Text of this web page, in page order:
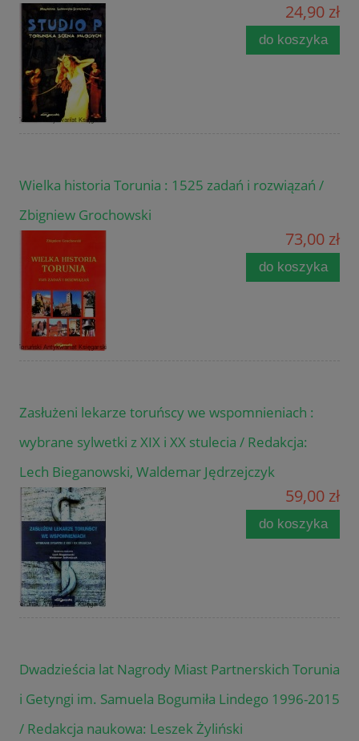
24,90 zł
do koszyka
Wielka historia Torunia : 1525 zadań i rozwiązań /
Zbigniew Grochowski
73,00 zł
do koszyka
Zasłużeni lekarze toruńscy we wspomnieniach :
wybrane sylwetki z XIX i XX stulecia / Redakcja:
Lech Bieganowski, Waldemar Jędrzejczyk
59,00 zł
do koszyka
Dwadzieścia lat Nagrody Miast Partnerskich Torunia
i Getyngi im. Samuela Bogumiła Lindego 1996-2015
/ Redakcja naukowa: Leszek Żyliński